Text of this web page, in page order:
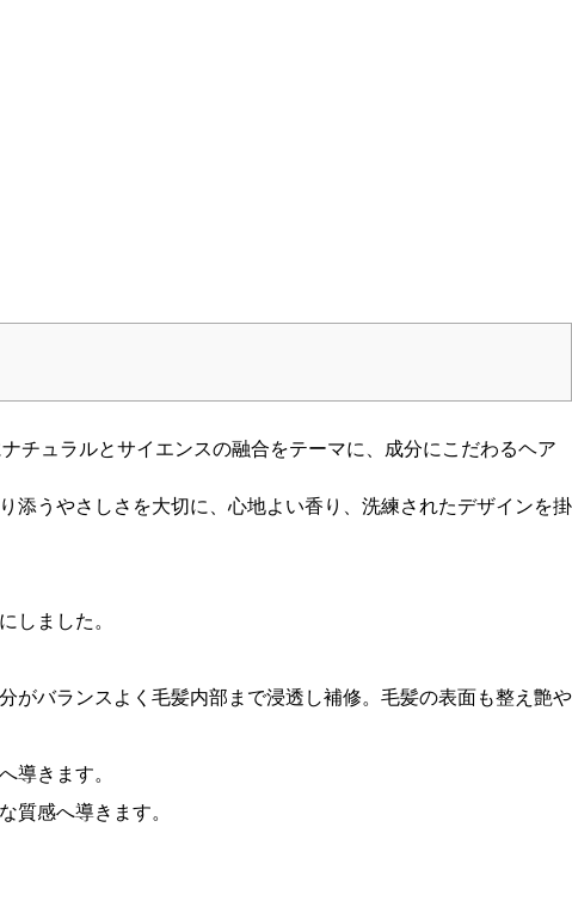
チュラルとサイエンスの融合をテーマに、成分にこだわるヘア
添うやさしさを大切に、心地よい香り、洗練されたデザインを掛
しました。
がバランスよく毛髪内部まで浸透し補修。毛髪の表面も整え艶や
導きます。
質感へ導きます。